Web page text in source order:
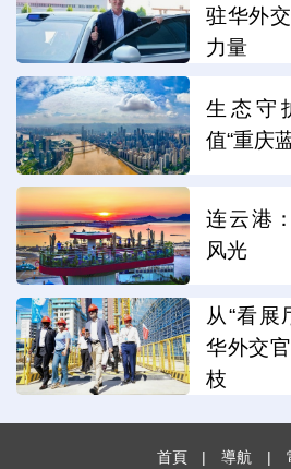
驻华外
力量
生态守
值“重庆
连云港
风光
从“看展
华外交
枝
首頁 | 導航 |